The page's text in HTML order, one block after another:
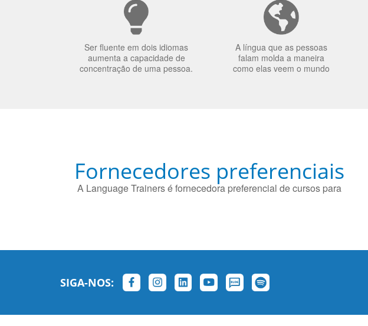
Ser fluente em dois idiomas
aumenta a capacidade de
concentração de uma pessoa.
A língua que as pessoas
falam molda a maneira
como elas veem o mundo
Fornecedores preferenciais
A Language Trainers é fornecedora preferencial de cursos para
SIGA-NOS: